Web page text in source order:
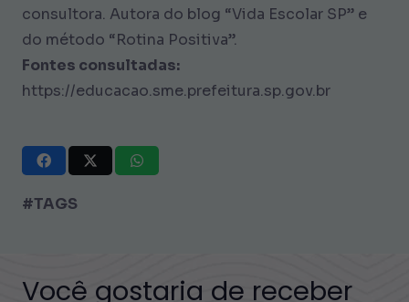
consultora. Autora do blog “Vida Escolar SP” e
do método “Rotina Positiva”.
Fontes consultadas:
https://educacao.sme.prefeitura.sp.gov.br
#TAGS
Você gostaria de receber